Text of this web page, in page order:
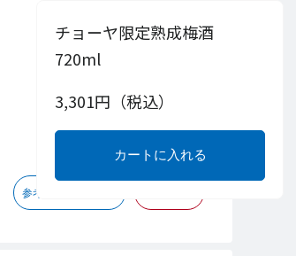
チョーヤ限定熟成梅酒
720ml
3,301円（税込）
カートに入れる
参考になった